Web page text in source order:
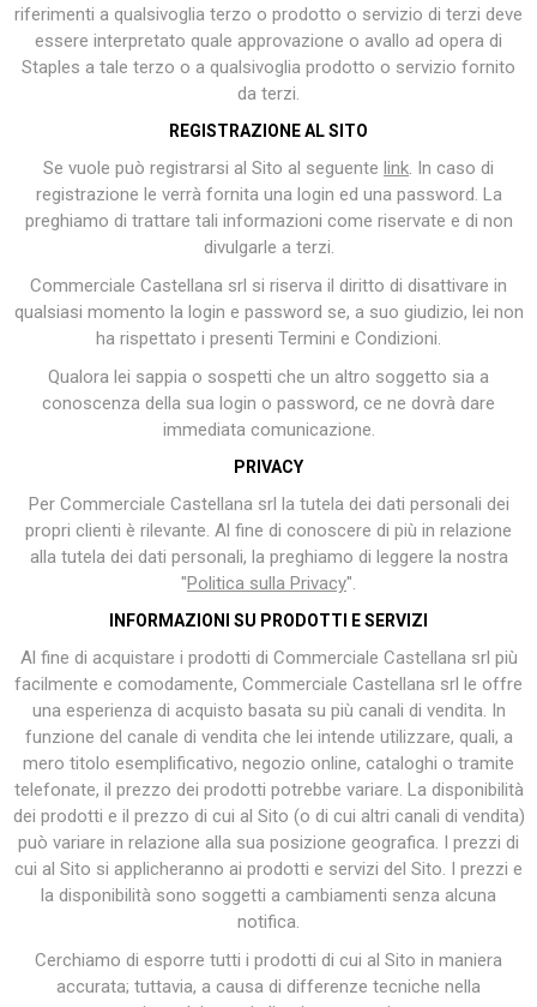
riferimenti a qualsivoglia terzo o prodotto o servizio di terzi deve
essere interpretato quale approvazione o avallo ad opera di
Staples a tale terzo o a qualsivoglia prodotto o servizio fornito
da terzi.
REGISTRAZIONE AL SITO
Se vuole può registrarsi al Sito al seguente link. In caso di
registrazione le verrà fornita una login ed una password. La
preghiamo di trattare tali informazioni come riservate e di non
divulgarle a terzi.
Commerciale Castellana srl si riserva il diritto di disattivare in
qualsiasi momento la login e password se, a suo giudizio, lei non
ha rispettato i presenti Termini e Condizioni.
Qualora lei sappia o sospetti che un altro soggetto sia a
conoscenza della sua login o password, ce ne dovrà dare
immediata comunicazione.
PRIVACY
Per Commerciale Castellana srl la tutela dei dati personali dei
propri clienti è rilevante. Al fine di conoscere di più in relazione
alla tutela dei dati personali, la preghiamo di leggere la nostra
"Politica sulla Privacy".
INFORMAZIONI SU PRODOTTI E SERVIZI
Al fine di acquistare i prodotti di Commerciale Castellana srl più
facilmente e comodamente, Commerciale Castellana srl le offre
una esperienza di acquisto basata su più canali di vendita. In
funzione del canale di vendita che lei intende utilizzare, quali, a
mero titolo esemplificativo, negozio online, cataloghi o tramite
telefonate, il prezzo dei prodotti potrebbe variare. La disponibilità
dei prodotti e il prezzo di cui al Sito (o di cui altri canali di vendita)
può variare in relazione alla sua posizione geografica. I prezzi di
cui al Sito si applicheranno ai prodotti e servizi del Sito. I prezzi e
la disponibilità sono soggetti a cambiamenti senza alcuna
notifica.
Cerchiamo di esporre tutti i prodotti di cui al Sito in maniera
accurata; tuttavia, a causa di differenze tecniche nella